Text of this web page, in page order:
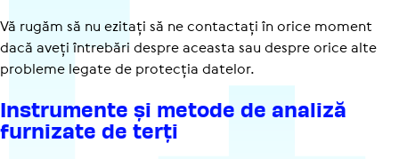
Vă rugăm să nu ezitați să ne contactați în orice moment
dacă aveți întrebări despre aceasta sau despre orice alte
probleme legate de protecția datelor.
Instru­mente și metode de analiză
furnizate de terți